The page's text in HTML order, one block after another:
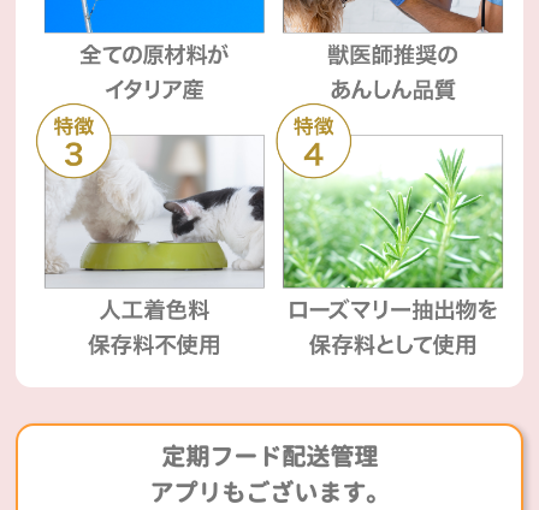
定期フード配送管理
アプリもございます。